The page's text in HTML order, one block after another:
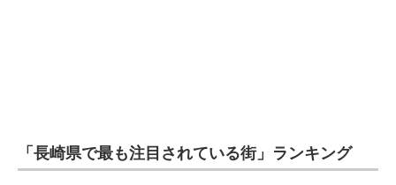
ちょっと気になるネットの話題
「長崎県で最も注目されている街」ランキング